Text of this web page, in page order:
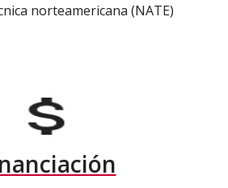
norteamericana (NATE)